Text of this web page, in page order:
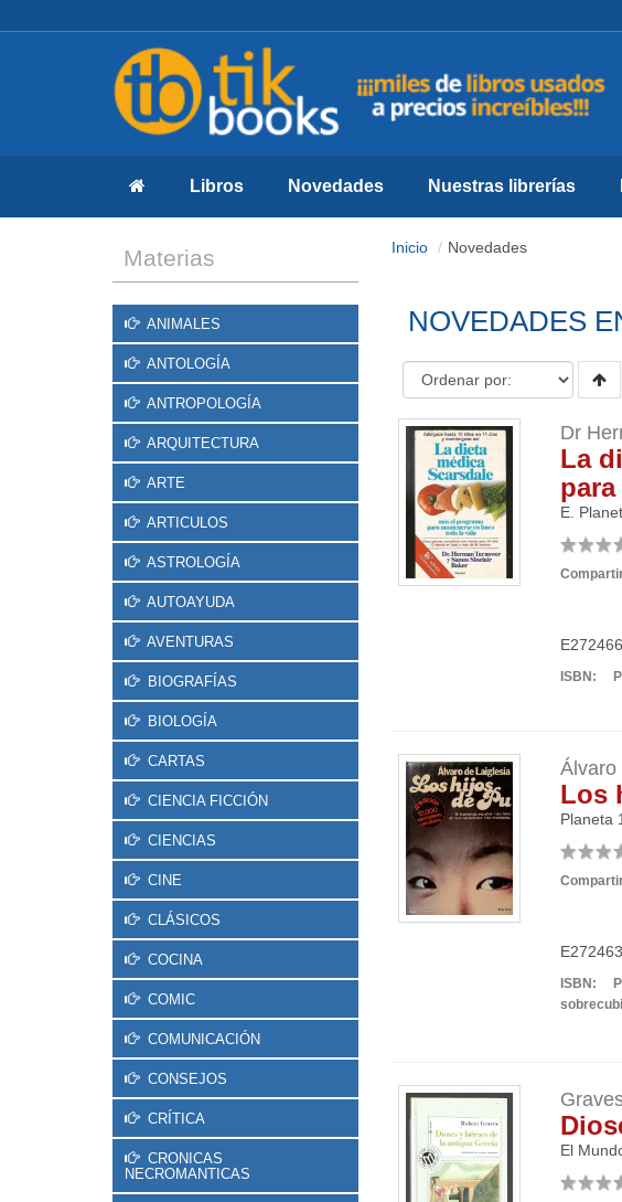
Libros Novedades Nuestras librerías
Materias
ANIMALES
ANTOLOGÍA
ANTROPOLOGÍA
ARQUITECTURA
ARTE
ARTICULOS
ASTROLOGÍA
AUTOAYUDA
AVENTURAS
BIOGRAFÍAS
BIOLOGÍA
CARTAS
CIENCIA FICCIÓN
CIENCIAS
CINE
CLÁSICOS
COCINA
COMIC
COMUNICACIÓN
CONSEJOS
CRÍTICA
CRONICAS
NECROMANTICAS
Inicio Novedades
NOVEDADES
Dr
La
E.
ISBN:
Álvaro
Los
Planeta
ISBN:
El